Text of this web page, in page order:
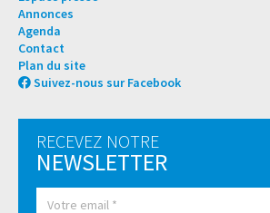
Annonces
Agenda
Contact
Plan du site
Suivez-nous sur Facebook
RECEVEZ NOTRE
NEWSLETTER